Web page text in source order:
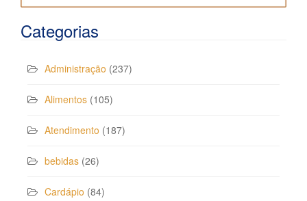
Categorias
Administração (237)
Alimentos (105)
Atendimento (187)
bebidas (26)
Cardápio (84)